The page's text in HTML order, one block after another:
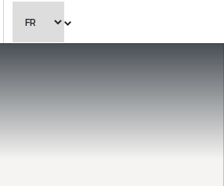
CHOISIR LA LANGUE